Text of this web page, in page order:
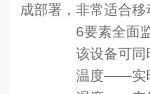
成部署，非常适合
6要素全面
该设备可同
温度——实时